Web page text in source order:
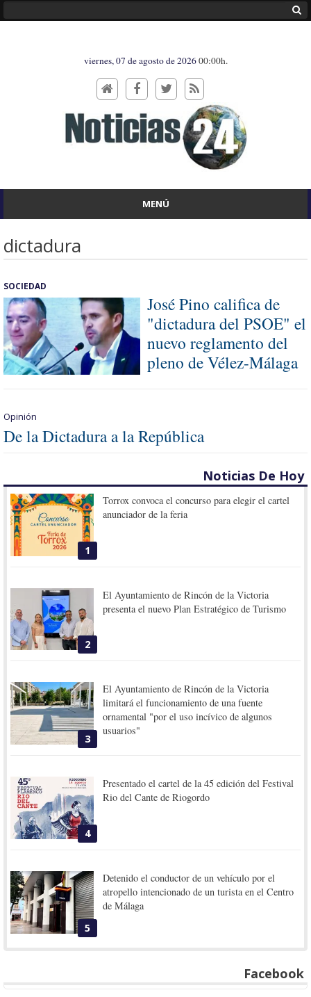
viernes, 07 de agosto de 202600:00h.
MENÚ
dictadura
SOCIEDAD
José Pino califica de
"dictadura del PSOE" el
nuevo reglamento del
pleno de Vélez-Málaga
Opinión
De la Dictadura a la República
Noticias De Hoy
1
Torrox convoca el concurso para elegir el cartel
anunciador de la feria
2
El Ayuntamiento de Rincón de la Victoria
presenta el nuevo Plan Estratégico de Turismo
3
El Ayuntamiento de Rincón de la Victoria
limitará el funcionamiento de una fuente
ornamental "por el uso incívico de algunos
usuarios"
4
Presentado el cartel de la 45 edición del Festival
Rio del Cante de Riogordo
5
Detenido el conductor de un vehículo por el
atropello intencionado de un turista en el Centro
de Málaga
Facebook